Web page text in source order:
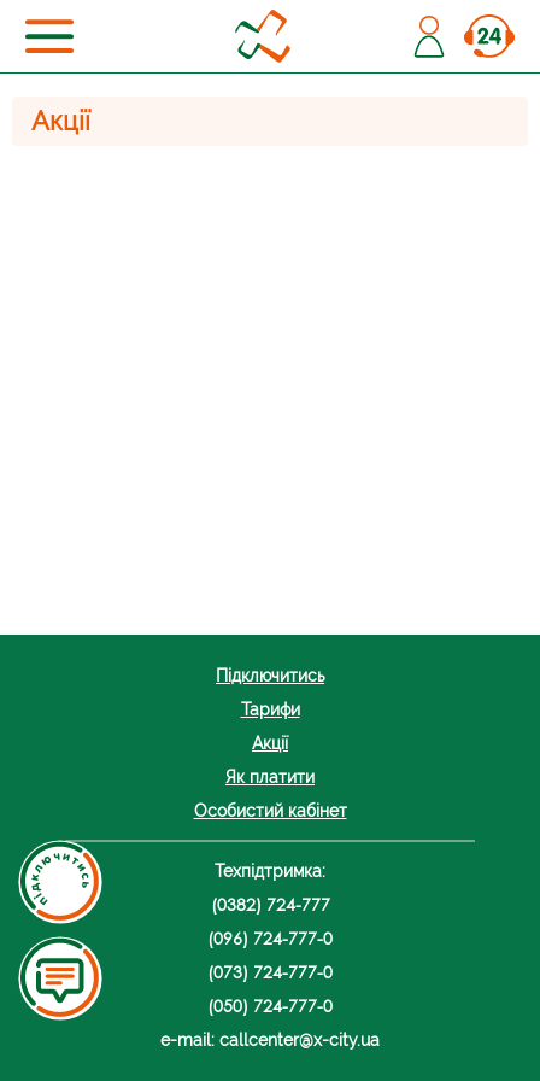
Акції
Підключитись
Тарифи
Акції
Як платити
Особистий кабінет
Техпідтримка:
(0382) 724-777
(096) 724-777-0
(073) 724-777-0
(050) 724-777-0
e-mail: callcenter@x-city.ua